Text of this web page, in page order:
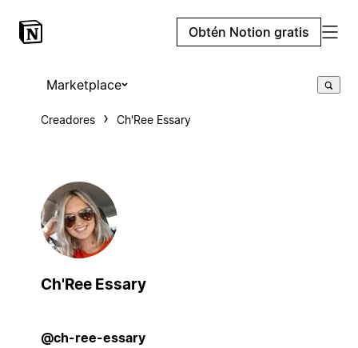
Obtén Notion gratis
Marketplace
Creadores Ch'Ree Essary
Ch'Ree Essary
@ch-ree-essary